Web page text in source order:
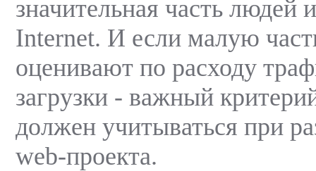
значительная часть людей
Internet. И если малую
оценивают по расходу
загрузки - важный
должен учитываться при
web-проекта.